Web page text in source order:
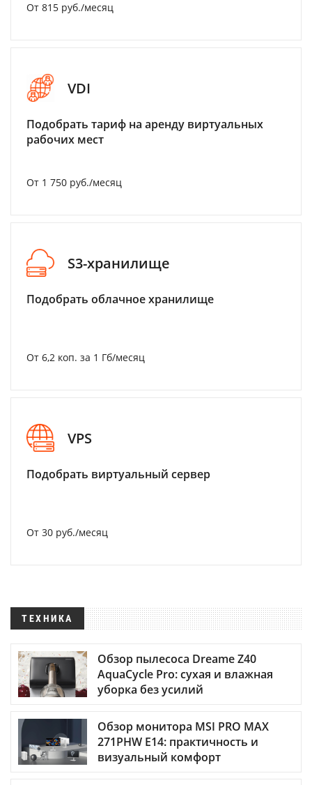
От 815 руб./месяц
VDI
Подобрать тариф на аренду виртуальных
рабочих мест
От 1 750 руб./месяц
S3-хранилище
Подобрать облачное хранилище
От 6,2 коп. за 1 Гб/месяц
VPS
Подобрать виртуальный сервер
От 30 руб./месяц
ТЕХНИКА
Обзор пылесоса Dreame Z40
AquaCycle Pro: сухая и влажная
уборка без усилий
Обзор монитора MSI PRO MAX
271PHW E14: практичность и
визуальный комфорт